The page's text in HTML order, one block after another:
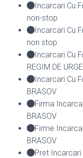
Incarcari Cu
non-stop
Incarcari Cu
non stop
Incarcari Cu
REGIM DE
Incarcari Cu
BRASOV
Firma
BRASOV
Firme
BRASOV
Pret Incarcari